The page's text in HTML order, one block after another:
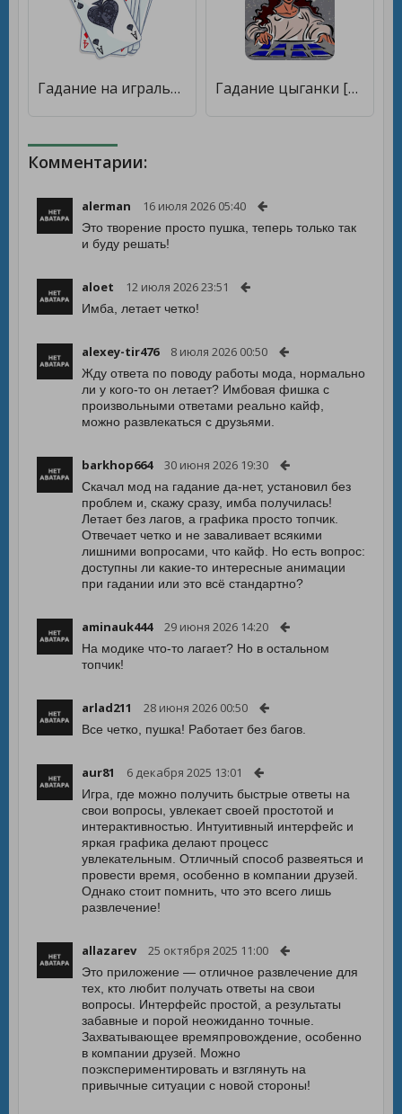
Гадание на игральных картах [Много монет] Гадание цыганки [Много денег]
Комментарии:
alerman 16 июля 2026 05:40
Это творение просто пушка, теперь только так
и буду решать!
aloet 12 июля 2026 23:51
Имба, летает четко!
alexey-tir476 8 июля 2026 00:50
Жду ответа по поводу работы мода, нормально
ли у кого-то он летает? Имбовая фишка с
произвольными ответами реально кайф,
можно развлекаться с друзьями.
barkhop664 30 июня 2026 19:30
Скачал мод на гадание да-нет, установил без
проблем и, скажу сразу, имба получилась!
Летает без лагов, а графика просто топчик.
Отвечает четко и не заваливает всякими
лишними вопросами, что кайф. Но есть вопрос:
доступны ли какие-то интересные анимации
при гадании или это всё стандартно?
aminauk444 29 июня 2026 14:20
На модике что-то лагает? Но в остальном
топчик!
arlad211 28 июня 2026 00:50
Все четко, пушка! Работает без багов.
aur81 6 декабря 2025 13:01
Игра, где можно получить быстрые ответы на
свои вопросы, увлекает своей простотой и
интерактивностью. Интуитивный интерфейс и
яркая графика делают процесс
увлекательным. Отличный способ развеяться и
провести время, особенно в компании друзей.
Однако стоит помнить, что это всего лишь
развлечение!
allazarev 25 октября 2025 11:00
Это приложение — отличное развлечение для
тех, кто любит получать ответы на свои
вопросы. Интерфейс простой, а результаты
забавные и порой неожиданно точные.
Захватывающее времяпровождение, особенно
в компании друзей. Можно
поэкспериментировать и взглянуть на
привычные ситуации с новой стороны!